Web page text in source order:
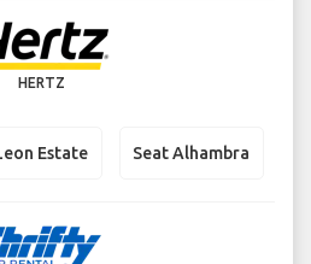
HERTZ
Estate Seat Alhambra